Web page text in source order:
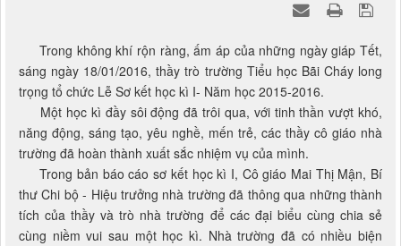
Trong không khí rộn ràng, ấm áp của những ngày giáp Tết,
sáng ngày 18/01/2016, thầy trò trường Tiểu học Bãi Cháy long
trọng tổ chức Lễ Sơ kết học kì I- Năm học 2015-2016.
Một học kì đầy sôi động đã trôi qua, với tinh thần vượt khó,
năng động, sáng tạo, yêu nghề, mến trẻ, các thầy cô giáo nhà
trường đã hoàn thành xuất sắc nhiệm vụ của mình.
Trong bản báo cáo sơ kết học kì I, Cô giáo Mai Thị Mận, Bí
thư Chi bộ - Hiệu trưởng nhà trường đã thông qua những thành
tích của thầy và trò nhà trường để các đại biểu cùng chia sẻ
cùng niềm vui sau một học kì. Nhà trường đã có nhiều biện